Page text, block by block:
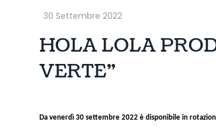
HOLA LOLA
VERTE”
Da venerdì 30 settembre 2022 è disponibile in